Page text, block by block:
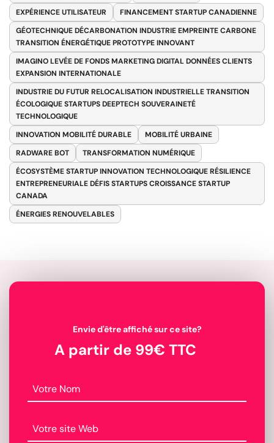
EXPÉRIENCE UTILISATEUR
FINANCEMENT STARTUP CANADIENNE
GÉOTECHNIQUE DÉCARBONATION INDUSTRIE EMPREINTE CARBONE
TRANSITION ÉNERGÉTIQUE PROTOTYPE INNOVANT
IMAGINO LEVÉE DE FONDS MARKETING DIGITAL DONNÉES CLIENTS
EXPANSION INTERNATIONALE
INDUSTRIE DU FUTUR RELOCALISATION INDUSTRIELLE TRANSITION
ÉCOLOGIQUE STARTUPS DEEPTECH SOUVERAINETÉ
TECHNOLOGIQUE
INNOVATION MOBILITÉ DURABLE
MOBILITÉ URBAINE
RADWARE BOT
TRANSFORMATION NUMÉRIQUE
ÉCOSYSTÈME STARTUP INNOVATION TECHNOLOGIQUE RÉSILIENCE
ENTREPRENEURIALE DÉFIS STARTUPS CROISSANCE STARTUP
CANADA
ÉNERGIES RENOUVELABLES
Envie d'être affiché sur ce site?
A partir de 99€ TTC